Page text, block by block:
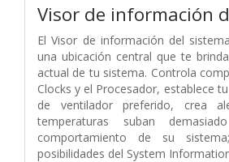
Visor de información
El Visor de información del
una ubicación central que te
actual de tu sistema. Controla
Clocks y el Procesador, establece
de ventilador preferido, crea
temperaturas suban
comportamiento de su
posibilidades del System